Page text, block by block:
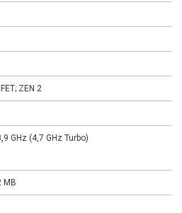
ZEN 2
GHz (4,7 GHz Turbo)
MB